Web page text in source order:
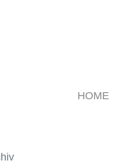
HOME